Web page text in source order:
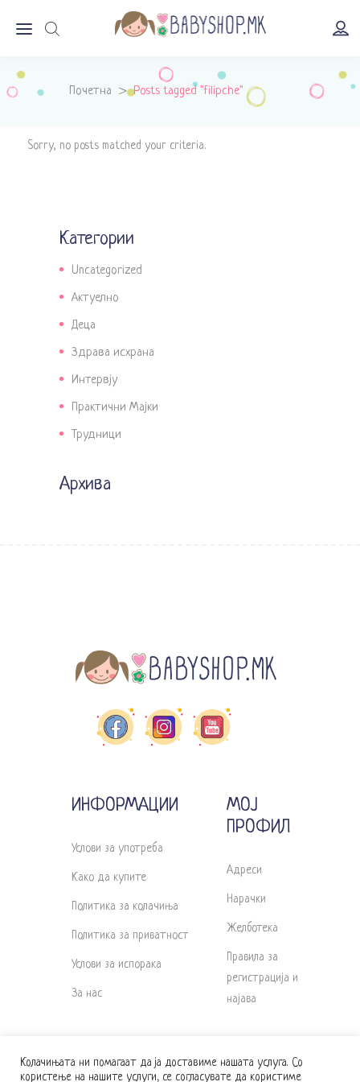
Почетна >Posts tagged "filipche"
Sorry, no posts matched your criteria.
Категории
Uncategorized
Актуелно
Деца
Здрава исхрана
Интервју
Практични Мајки
Трудници
Архива
ИНФОРМАЦИИ
Услови за употреба
Како да купите
Политика за колачиња
Политика за приватност
Услови за испорака
За нас
МОЈ
ПРОФИЛ
Адреси
Нарачки
Желботека
Правила за
регистрација и
најава
Колачињата ни помагаат да ја доставиме нашата услуга. Со
користење на нашите услуги, се согласувате да користиме